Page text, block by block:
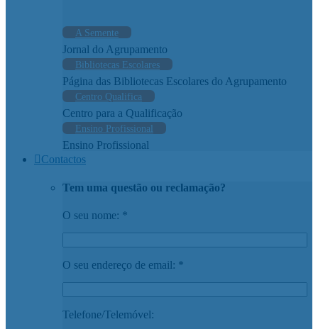
A Semente
Jornal do Agrupamento
Bibliotecas Escolares
Página das Bibliotecas Escolares do Agrupamento
Centro Qualifica
Centro para a Qualificação
Ensino Profissional
Ensino Profissional
Contactos
Tem uma questão ou reclamação?
O seu nome: *
O seu endereço de email: *
Telefone/Telemóvel: